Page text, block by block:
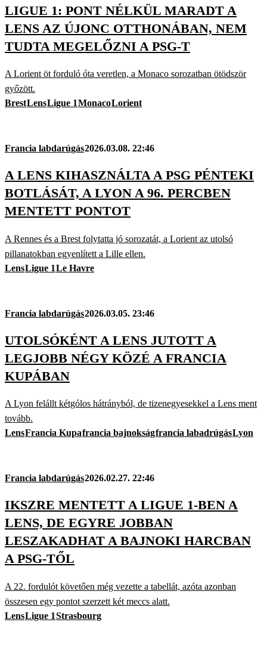
LIGUE 1: PONT NÉLKÜL MARADT A
LENS AZ ÚJONC OTTHONÁBAN, NEM
TUDTA MEGELŐZNI A PSG-T
A Lorient öt forduló óta veretlen, a Monaco sorozatban ötödször
győzött.
BrestLensLigue 1MonacoLorient
Francia labdarúgás2026.03.08. 22:46
A LENS KIHASZNÁLTA A PSG PÉNTEKI
BOTLÁSÁT, A LYON A 96. PERCBEN
MENTETT PONTOT
A Rennes és a Brest folytatta jó sorozatát, a Lorient az utolsó
pillanatokban egyenlített a Lille ellen.
LensLigue 1Le Havre
Francia labdarúgás2026.03.05. 23:46
UTOLSÓKÉNT A LENS JUTOTT A
LEGJOBB NÉGY KÖZÉ A FRANCIA
KUPÁBAN
A Lyon felállt kétgólos hátrányból, de tizenegyesekkel a Lens ment
tovább.
LensFrancia Kupafrancia bajnokságfrancia labadrúgásLyon
Francia labdarúgás2026.02.27. 22:46
IKSZRE MENTETT A LIGUE 1-BEN A
LENS, DE EGYRE JOBBAN
LESZAKADHAT A BAJNOKI HARCBAN
A PSG-TŐL
A 22. fordulót követően még vezette a tabellát, azóta azonban
összesen egy pontot szerzett két meccs alatt.
LensLigue 1Strasbourg